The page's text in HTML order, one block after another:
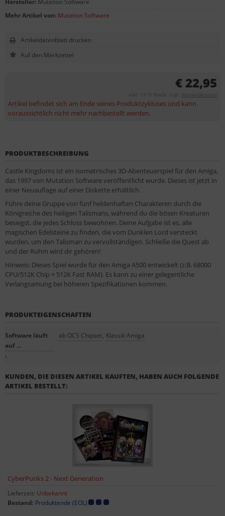
€ 22,95
inkl. 19 % MwSt. zzgl. Versandkosten
Artikel befindet sich am Ende seines Produktzykluses und kann
voraussichtlich nicht mehr nachbestellt werden.
Mehr Artikel von: Mutation Software
Artikeldatenblatt drucken
PRODUKTBESCHREIBUNG
Castle Kingdoms ist ein isometrisches 3D-Abenteuerspiel für den Amiga,
das 1997 von Mutation Software veröffentlicht wurde. Dieses ist jetzt in
einer Neuauflage auf einer Diskette erhältlich.
Führe deine Gruppe von fünf heldenhaften Charakteren durch die
Königreiche des heiligen Talismans, während du die bösen Kreaturen
besiegst, die jedes Schloss bewohnen. Deine Aufgabe ist es, alle
magischen Edelsteine zu finden, die vom Dunklen Lord versteckt
wurden, um den Talisman zu vervollständigen. Schließe die Quest ab
und der Ruhm wird dir gehören!
Hinweis: Dieses Spiel wurde für den Amiga A500 entwickelt (z.B. 68000
CPU/512K Chip + 512K Fast RAM). Es kann zu einer gelegentliche
Verlangsamung bei höheren Spezifikationen kommen.
PRODUKTEIGENSCHAFTEN
Software läuft
auf ...
:
ab OCS Chipset, Klassik Amiga
KUNDEN, DIE DIESEN ARTIKEL KAUFTEN, HABEN AUCH FOLGENDE
ARTIKEL BESTELLT:
CyberPunks 2 - Next Generation
Lieferzeit: Unbekannt
Bestand: Produktende (EOL)